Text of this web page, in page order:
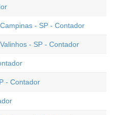
- SP - Contador
- SP - Contador
- Contador